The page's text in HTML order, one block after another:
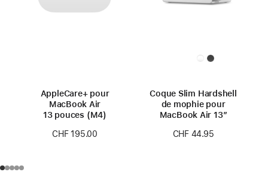
AppleCare+ pour
MacBook Air
13 pouces (M4)
CHF 195.00
Coque Slim Hardshell
de mophie pour
MacBook Air 13″
CHF 44.95